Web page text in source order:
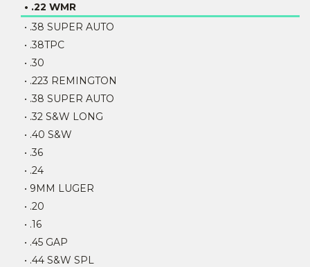
• .22 WMR
• .38 SUPER AUTO
• .38TPC
• .30
• .223 REMINGTON
• .38 SUPER AUTO
• .32 S&W LONG
• .40 S&W
• .36
• .24
• 9MM LUGER
• .20
• .16
• .45 GAP
• .44 S&W SPL